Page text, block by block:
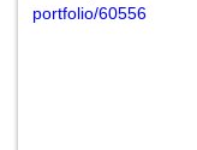
portfolio/60556